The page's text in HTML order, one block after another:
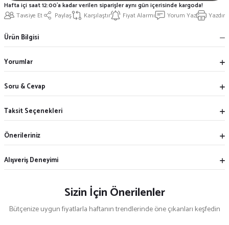
Tavsiye Et Paylaş Karşılaştır Fiyat Alarmı Yorum Yaz Yazdır
Hafta içi saat 12:00'a kadar verilen siparişler aynı gün içerisinde kargoda!
Ürün Bilgisi
Yorumlar
Soru & Cevap
Taksit Seçenekleri
Önerileriniz
Alışveriş Deneyimi
Sizin İçin Önerilenler
Bütçenize uygun fiyatlarla haftanın trendlerinde öne çıkanları keşfedin